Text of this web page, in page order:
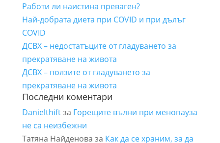
Работи ли наистина преваген?
Най-добрата диета при COVID и при дълъг
COVID
ДСВХ – недостатъците от гладуването за
прекратяване на живота
ДСВХ – ползите от гладуването за
прекратяване на живота
Последни коментари
Danielthiftза Горещите вълни при менопауза
не са неизбежни
Татяна Найденова за Как да се храним, за да